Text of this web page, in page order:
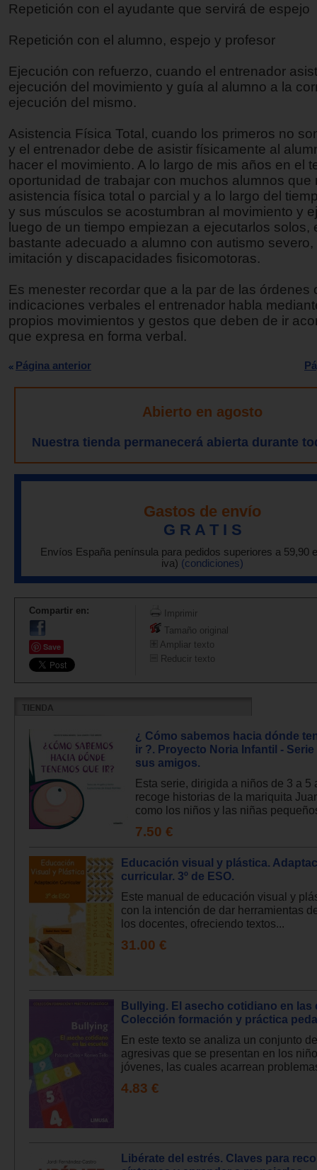
Repetición con el ayudante que servirá de espejo
Repetición con el alumno, espejo y profesor
Ejecución con refuerzo, cuando el entrenador
ejecución del movimiento y guía al alumno a la
ejecución del mismo.
Asistencia Física Total, cuando los primeros no
y el entrenador debe de asistir físicamente al
hacer el movimiento. A lo largo de mis años en el
oportunidad de trabajar con muchos alumnos que
asistencia física total o parcial y a lo largo del
y sus músculos se acostumbran al movimiento y
luego de un tiempo empiezan a ejecutarlos solos,
bastante adecuado a alumno con autismo
imitación y discapacidades fisicomotoras.
Es menester recordar que a la par de las órdenes
indicaciones verbales el entrenador habla
propios movimientos y gestos que deben de ir
que expresa en forma verbal.
Página anterior
Abierto en agosto
Nuestra tienda permanecerá abierta durante
Gastos de envío
G R A T I S
Envíos España península para pedidos superiores a 59,90
iva) (condiciones)
Compartir en:
Save
Imprimir
Tamaño original
Ampliar texto
Reducir texto
¿ Cómo sabemos hacia dónde
ir ?. Proyecto Noria Infantil -
sus amigos.
Esta serie, dirigida a niños de 3 a 5
recoge historias de la mariquita
como los niños y las niñas
7.50 €
Educación visual y plástica.
curricular. 3º de ESO.
Este manual de educación visual y
con la intención de dar herramientas
los docentes, ofreciendo textos...
31.00 €
Bullying. El asecho cotidiano en las
Colección formación y práctica
En este texto se analiza un conjunto
agresivas que se presentan en los
jóvenes, las cuales acarrean
4.83 €
Libérate del estrés. Claves para